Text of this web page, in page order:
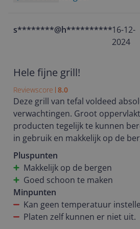
s********@h**********16-12-
2024
Hele fijne grill!
Reviewscore 8.0
Deze grill van tefal voldeed
verwachtingen. Groot
producten tegelijk te kunnen
in gebruik en makkelijk op de
rechtop kan staan. De platen zelf
niet uit maar het opvang bakje is
wel in de vaatwasser.
Pluspunten
Makkelijk op de bergen
Goed schoon te maken
Minpunten
Kan geen temperatuur
Platen zelf kunnen er niet uit.